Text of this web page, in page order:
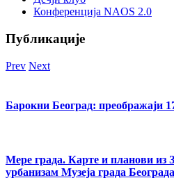
Конференција NAOS 2.0
Публикације
Prev Next
Барокни Београд: преображаји
Мере града. Карте и планови из
урбанизам Музеја града Београда